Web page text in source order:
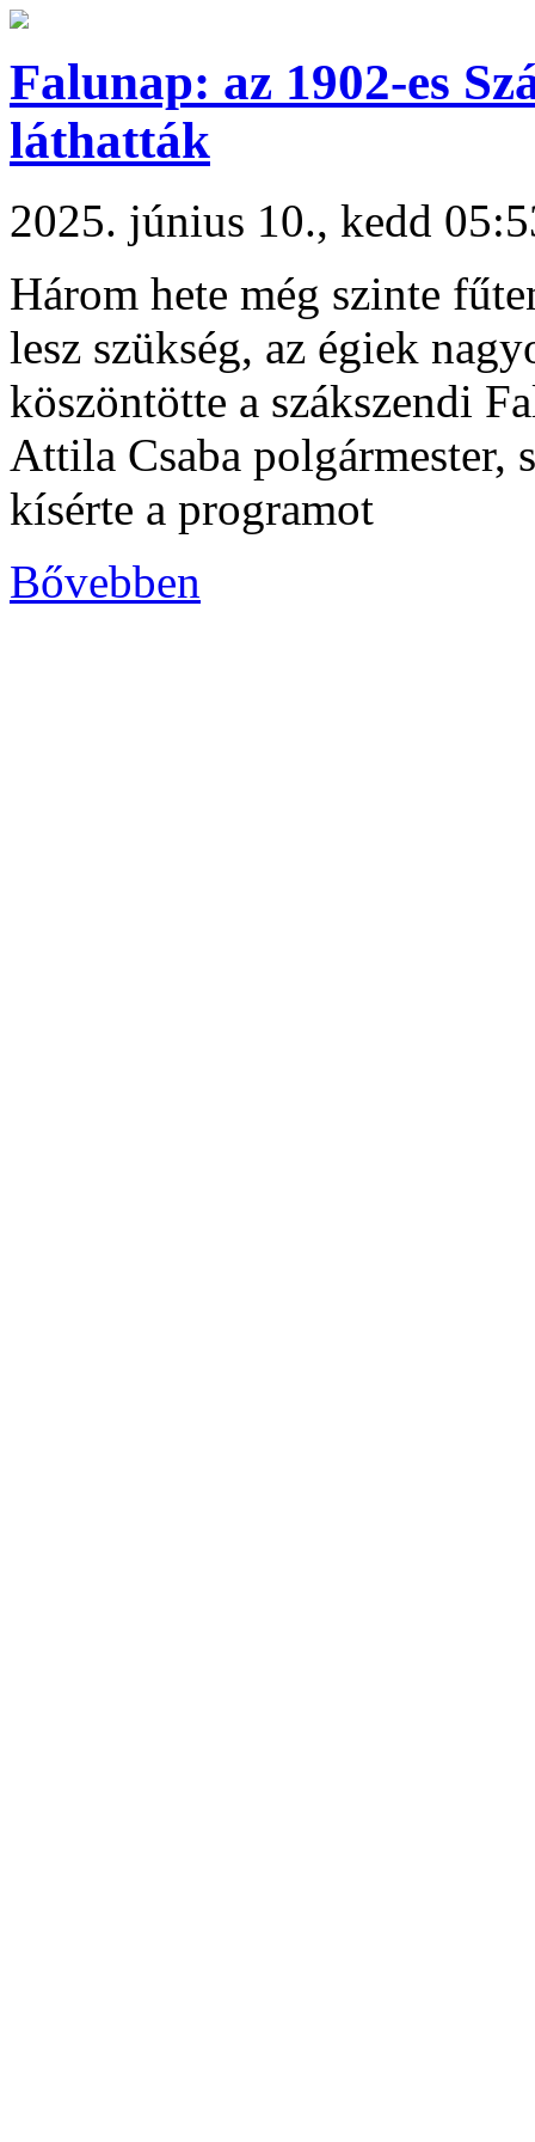
Falunap: az 1902-es
láthatták
2025. június 10., kedd
Három hete még szinte
lesz szükség, az égiek
köszöntötte a szákszendi
Attila Csaba polgármester,
kísérte a programot
Bővebben